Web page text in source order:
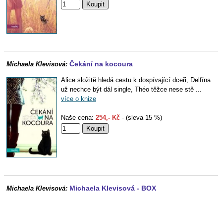
Michaela Klevisová: Čekání na kocoura
Alice složitě hledá cestu k dospívající dceři, Delfína
už nechce být dál single, Théo těžce nese stě ...
více o knize
Naše cena: 254,- Kč - (sleva 15 %)
Michaela Klevisová: Michaela Klevisová - BOX